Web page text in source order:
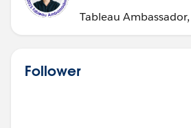
Tableau
Follower